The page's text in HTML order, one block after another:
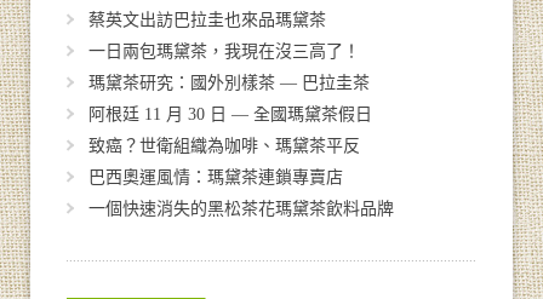
蔡英文出訪巴拉圭也來品瑪黛茶
一日兩包瑪黛茶，我現在沒三高了！
瑪黛茶研究：國外別樣茶 — 巴拉圭茶
阿根廷 11 月 30 日 — 全國瑪黛茶假日
致癌？世衛組織為咖啡、瑪黛茶平反
巴西奧運風情：瑪黛茶連鎖專賣店
一個快速消失的黑松茶花瑪黛茶飲料品牌